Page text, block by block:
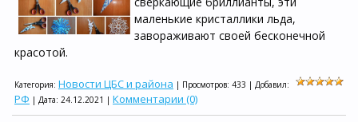
маленькие кристаллики льда,
завораживают своей бесконечной
красотой.
Категория: Новости ЦБС и района | Просмотров: 433 | Добавил:
РФ | Дата: 24.12.2021 | Комментарии (0)